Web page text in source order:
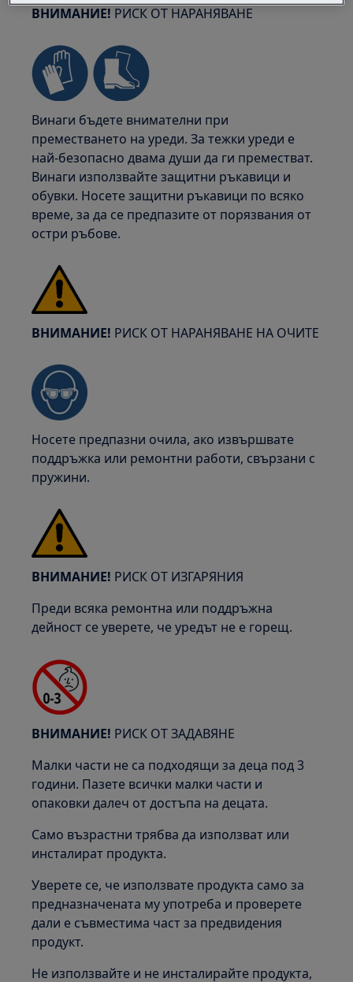
ВНИМАНИЕ! РИСК ОТ НАРАНЯВАНЕ
Винаги бъдете внимателни при
преместването на уреди. За тежки уреди е
най-безопасно двама души да ги преместват.
Винаги използвайте защитни ръкавици и
обувки. Носете защитни ръкавици по всяко
време, за да се предпазите от порязвания от
остри ръбове.
ВНИМАНИЕ! РИСК ОТ НАРАНЯВАНЕ НА ОЧИТЕ
Носете предпазни очила, ако извършвате
поддръжка или ремонтни работи, свързани с
пружини.
ВНИМАНИЕ! РИСК ОТ ИЗГАРЯНИЯ
Преди всяка ремонтна или поддръжна
дейност се уверете, че уредът не е горещ.
ВНИМАНИЕ! РИСК ОТ ЗАДАВЯНЕ
Малки части не са подходящи за деца под 3
години. Пазете всички малки части и
опаковки далеч от достъпа на децата.
Само възрастни трябва да използват или
инсталират продукта.
Уверете се, че използвате продукта само за
предназначената му употреба и проверете
дали е съвместима част за предвидения
продукт.
Не използвайте и не инсталирайте продукта,